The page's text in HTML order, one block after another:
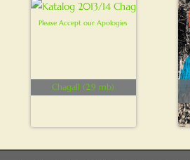
Chagall (2.9 mb)